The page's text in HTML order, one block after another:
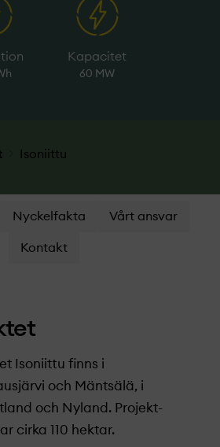
Kapacitet
60 MW
Isoniittu
Nyckelfakta Vårt ansvar
Kontakt
Isoniittu finns i
och Mäntsälä, i
och Nyland. Projekt­
cirka 110 hektar.